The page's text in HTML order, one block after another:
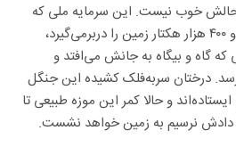
حالش خوب نیست. این سرمایه ملی که
مساحتی افزون‌بر سه‌میلیون و ۴۰۰ هزار هکتار زمین را دربرمی‌گیرد،
گاه و بیگاه به جانش می‌افتد و
درختان سربه‌فلک کشیده این جنگل
و حالا کمر این موزه طبیعی تا
نرسیم به زمین خواهد نشست.